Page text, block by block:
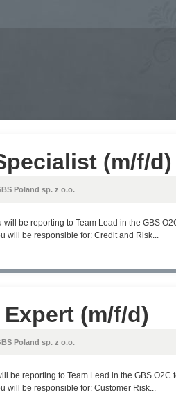
(m/f/d)
Poland sp. z o.o.
be reporting to Team Lead in the GBS
will be responsible for: Credit and Risk...
(m/f/d)
Poland sp. z o.o.
be reporting to Team Lead in the GBS
will be responsible for: Customer Risk...